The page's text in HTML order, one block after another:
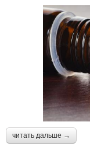
читать дальше →